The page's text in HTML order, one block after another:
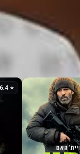
⭐ 6.4